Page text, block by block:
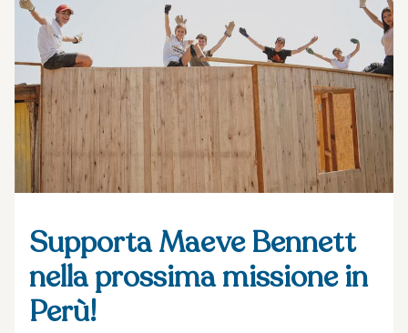
Supporta Maeve Bennett
nella prossima missione in
Perù!